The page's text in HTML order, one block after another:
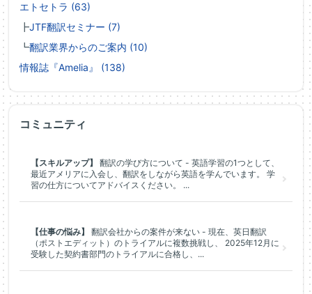
エトセトラ (63)
┣JTF翻訳セミナー (7)
┗翻訳業界からのご案内 (10)
情報誌『Amelia』 (138)
コミュニティ
【スキルアップ】
翻訳の学び方について - 英語学習の1つとして、
最近アメリアに入会し、翻訳をしながら英語を学んでいます。 学
習の仕方についてアドバイスください。 ...
【仕事の悩み】
翻訳会社からの案件が来ない - 現在、英日翻訳
（ポストエディット）のトライアルに複数挑戦し、 2025年12月に
受験した契約書部門のトライアルに合格し、...